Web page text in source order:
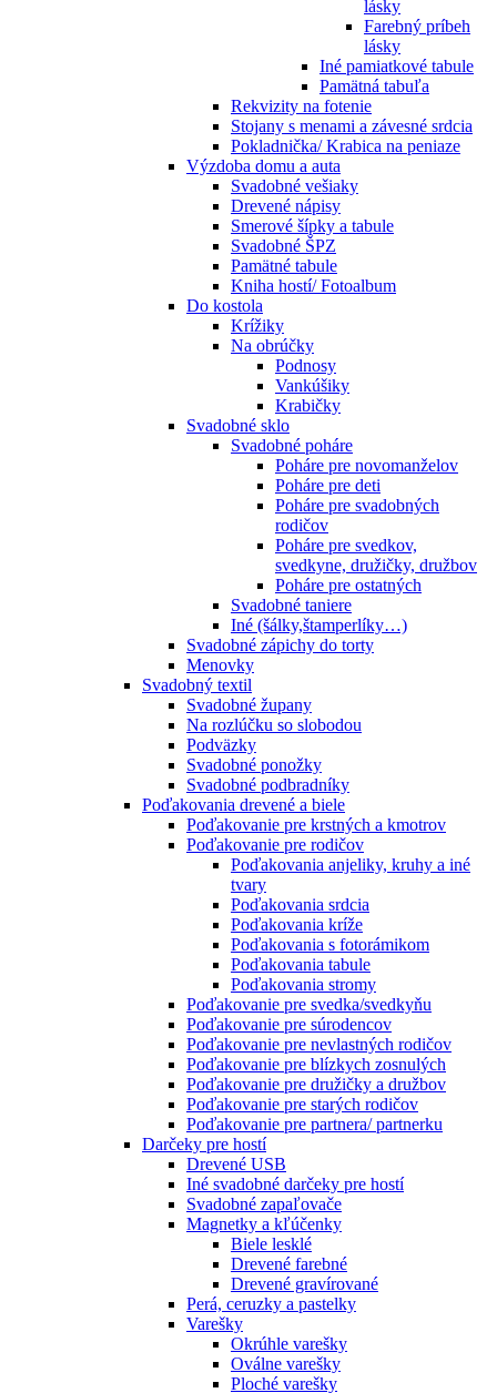
lásky
Farebný príbeh
lásky
Iné pamiatkové tabule
Pamätná tabuľa
Rekvizity na fotenie
Stojany s menami a závesné srdcia
Pokladnička/ Krabica na peniaze
Výzdoba domu a auta
Svadobné vešiaky
Drevené nápisy
Smerové šípky a tabule
Svadobné ŠPZ
Pamätné tabule
Kniha hostí/ Fotoalbum
Do kostola
Krížiky
Na obrúčky
Podnosy
Vankúšiky
Krabičky
Svadobné sklo
Svadobné poháre
Poháre pre novomanželov
Poháre pre deti
Poháre pre svadobných
rodičov
Poháre pre svedkov,
svedkyne, družičky, družbov
Poháre pre ostatných
Svadobné taniere
Iné (šálky,štamperlíky…)
Svadobné zápichy do torty
Menovky
Svadobný textil
Svadobné župany
Na rozlúčku so slobodou
Podväzky
Svadobné ponožky
Svadobné podbradníky
Poďakovania drevené a biele
Poďakovanie pre krstných a kmotrov
Poďakovanie pre rodičov
Poďakovania anjeliky, kruhy a iné
tvary
Poďakovania srdcia
Poďakovania kríže
Poďakovania s fotorámikom
Poďakovania tabule
Poďakovania stromy
Poďakovanie pre svedka/svedkyňu
Poďakovanie pre súrodencov
Poďakovanie pre nevlastných rodičov
Poďakovanie pre blízkych zosnulých
Poďakovanie pre družičky a družbov
Poďakovanie pre starých rodičov
Poďakovanie pre partnera/ partnerku
Darčeky pre hostí
Drevené USB
Iné svadobné darčeky pre hostí
Svadobné zapaľovače
Magnetky a kľúčenky
Biele lesklé
Drevené farebné
Drevené gravírované
Perá, ceruzky a pastelky
Varešky
Okrúhle varešky
Oválne varešky
Ploché varešky